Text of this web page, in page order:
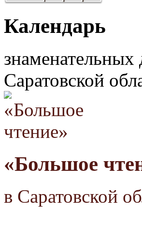
Календарь
знаменательных
Саратовской
«Большое
в Саратовской